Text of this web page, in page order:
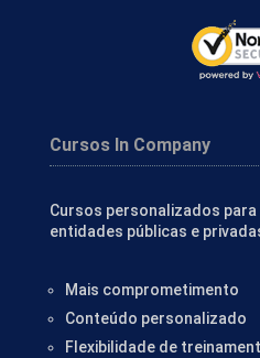
Cursos In Company
Cursos personalizados
entidades públicas e
Mais comprometimento
Conteúdo personalizado
Flexibilidade de